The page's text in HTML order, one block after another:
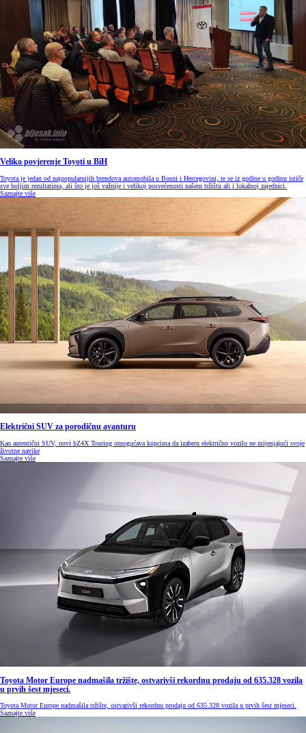
Veliko povjerenje Toyoti u BiH
Toyota je jedan od najpopularnijih brendova automobila u Bosni i Hercegovini, te se iz godine u godinu ističe
sve boljim rezultatima, ali što je još važnije i velikoj posvećenosti našem tržištu ali i lokalnoj zajednici.
Saznajte više
Električni SUV za porodičnu avanturu
Kao autentični SUV, novi bZ4X Touring omogućava kupcima da izaberu električno vozilo ne mijenjajući svoje
životne navike
Saznajte više
Toyota Motor Europe nadmašila tržište, ostvarivši rekordnu prodaju od 635.328 vozila
u prvih šest mjeseci.
Toyota Motor Europe nadmašila tržište, ostvarivši rekordnu prodaju od 635.328 vozila u prvih šest mjeseci.
Saznajte više